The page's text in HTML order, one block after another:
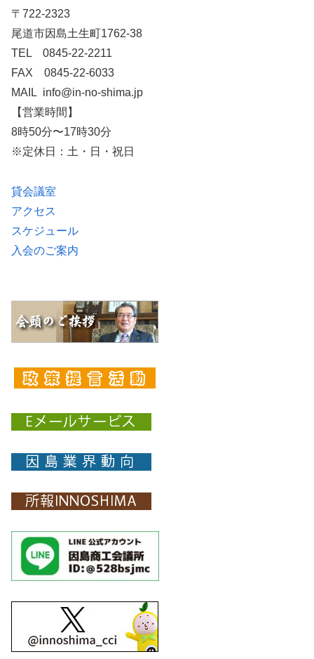
〒722-2323
尾道市因島土生町1762-38
TEL 0845-22-2211
FAX 0845-22-6033
MAIL info@in-no-shima.jp
【営業時間】
8時50分〜17時30分
※定休日：土・日・祝日
貸会議室
アクセス
スケジュール
入会のご案内